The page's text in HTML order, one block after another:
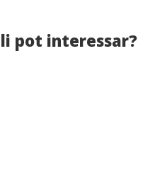
pot interessar?